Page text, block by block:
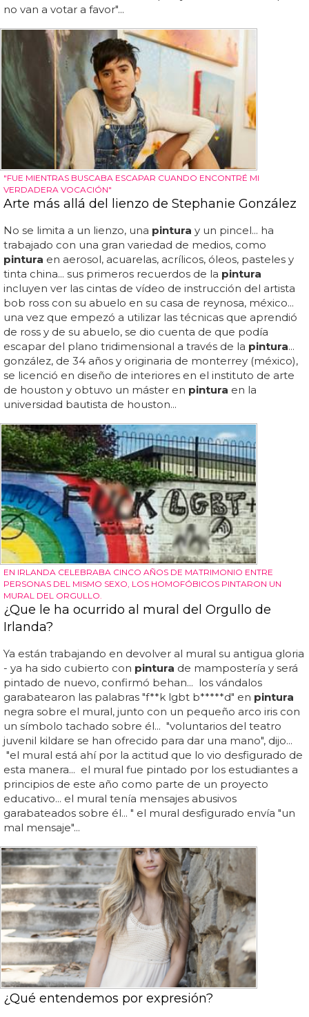
no van a votar a favor"...
"FUE MIENTRAS BUSCABA ESCAPAR CUANDO ENCONTRÉ MI
VERDADERA VOCACIÓN"
Arte más allá del lienzo de Stephanie González
No se limita a un lienzo, una pintura y un pincel... ha
trabajado con una gran variedad de medios, como
pintura en aerosol, acuarelas, acrílicos, óleos, pasteles y
tinta china... sus primeros recuerdos de la pintura
incluyen ver las cintas de vídeo de instrucción del artista
bob ross con su abuelo en su casa de reynosa, méxico...
una vez que empezó a utilizar las técnicas que aprendió
de ross y de su abuelo, se dio cuenta de que podía
escapar del plano tridimensional a través de la pintura...
gonzález, de 34 años y originaria de monterrey (méxico),
se licenció en diseño de interiores en el instituto de arte
de houston y obtuvo un máster en pintura en la
universidad bautista de houston...
EN IRLANDA CELEBRABA CINCO AÑOS DE MATRIMONIO ENTRE
PERSONAS DEL MISMO SEXO, LOS HOMOFÓBICOS PINTARON UN
MURAL DEL ORGULLO.
¿Que le ha ocurrido al mural del Orgullo de
Irlanda?
Ya están trabajando en devolver al mural su antigua gloria
- ya ha sido cubierto con pintura de mampostería y será
pintado de nuevo, confirmó behan... los vándalos
garabatearon las palabras "f**k lgbt b*****d" en pintura
negra sobre el mural, junto con un pequeño arco iris con
un símbolo tachado sobre él... "voluntarios del teatro
juvenil kildare se han ofrecido para dar una mano", dijo...
"el mural está ahí por la actitud que lo vio desfigurado de
esta manera... el mural fue pintado por los estudiantes a
principios de este año como parte de un proyecto
educativo... el mural tenía mensajes abusivos
garabateados sobre él... " el mural desfigurado envía "un
mal mensaje"...
¿Qué entendemos por expresión?